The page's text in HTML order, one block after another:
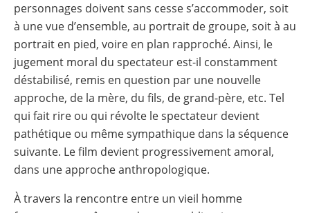
personnages doivent sans cesse s’accommoder, soit
à une vue d’ensemble, au portrait de groupe, soit à au
portrait en pied, voire en plan rapproché. Ainsi, le
jugement moral du spectateur est-il constamment
déstabilisé, remis en question par une nouvelle
approche, de la mère, du fils, de grand-père, etc. Tel
qui fait rire ou qui révolte le spectateur devient
pathétique ou même sympathique dans la séquence
suivante. Le film devient progressivement amoral,
dans une approche anthropologique.
À travers la rencontre entre un vieil homme